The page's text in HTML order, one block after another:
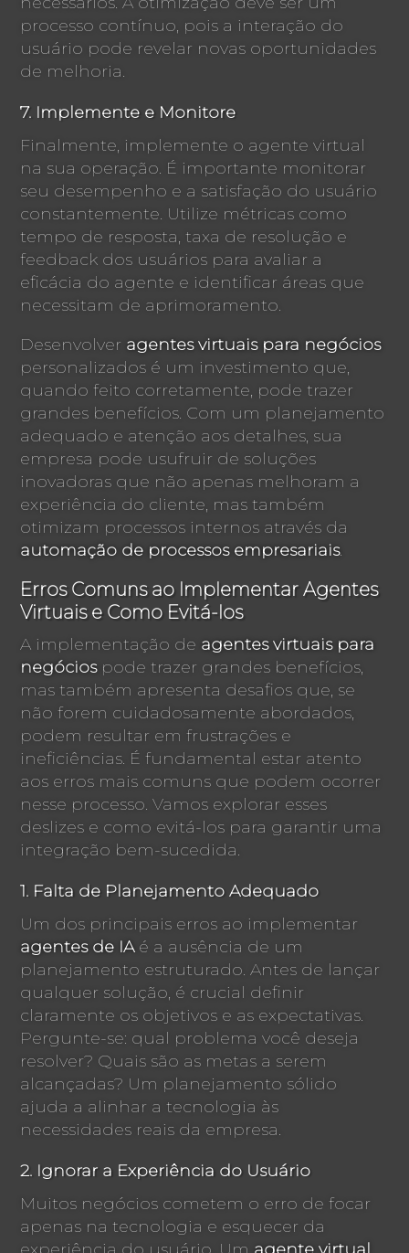
processo contínuo, pois a interação do
usuário pode revelar novas oportunidades
de melhoria.
7. Implemente e Monitore
Finalmente, implemente o agente virtual
na sua operação. É importante monitorar
seu desempenho e a satisfação do usuário
constantemente. Utilize métricas como
tempo de resposta, taxa de resolução e
feedback dos usuários para avaliar a
eficácia do agente e identificar áreas que
necessitam de aprimoramento.
Desenvolver agentes virtuais para negócios
personalizados é um investimento que,
quando feito corretamente, pode trazer
grandes benefícios. Com um planejamento
adequado e atenção aos detalhes, sua
empresa pode usufruir de soluções
inovadoras que não apenas melhoram a
experiência do cliente, mas também
otimizam processos internos através da
automação de processos empresariais.
Erros Comuns ao Implementar Agentes
Virtuais e Como Evitá-los
A implementação de agentes virtuais para
negóciospode trazer grandes benefícios,
mas também apresenta desafios que, se
não forem cuidadosamente abordados,
podem resultar em frustrações e
ineficiências. É fundamental estar atento
aos erros mais comuns que podem ocorrer
nesse processo. Vamos explorar esses
deslizes e como evitá-los para garantir uma
integração bem-sucedida.
1. Falta de Planejamento Adequado
Um dos principais erros ao implementar
agentes de IAé a ausência de um
planejamento estruturado. Antes de lançar
qualquer solução, é crucial definir
claramente os objetivos e as expectativas.
Pergunte-se: qual problema você deseja
resolver? Quais são as metas a serem
alcançadas? Um planejamento sólido
ajuda a alinhar a tecnologia às
necessidades reais da empresa.
2. Ignorar a Experiência do Usuário
Muitos negócios cometem o erro de focar
apenas na tecnologia e esquecer da